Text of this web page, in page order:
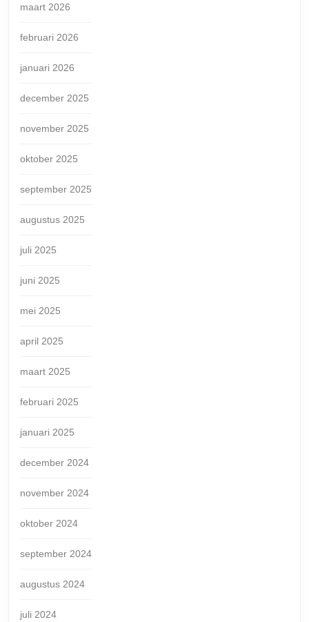
maart 2026
februari 2026
januari 2026
december 2025
november 2025
oktober 2025
september 2025
augustus 2025
juli 2025
juni 2025
mei 2025
april 2025
maart 2025
februari 2025
januari 2025
december 2024
november 2024
oktober 2024
september 2024
augustus 2024
juli 2024